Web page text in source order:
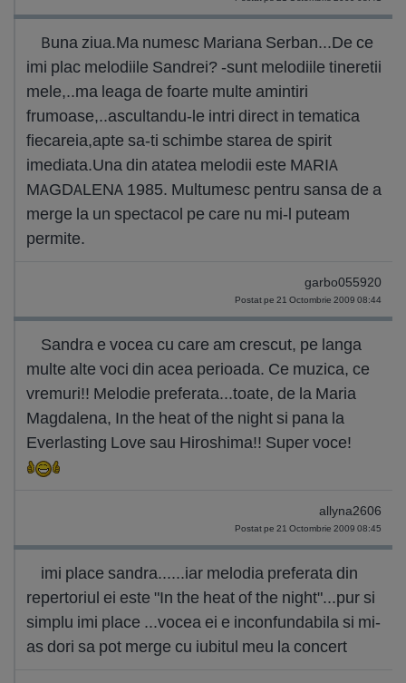
Buna ziua.Ma numesc Mariana Serban...De ce
imi plac melodiile Sandrei? -sunt melodiile tineretii
mele,..ma leaga de foarte multe amintiri
frumoase,..ascultandu-le intri direct in tematica
fiecareia,apte sa-ti schimbe starea de spirit
imediata.Una din atatea melodii este MARIA
MAGDALENA 1985. Multumesc pentru sansa de a
merge la un spectacol pe care nu mi-l puteam
permite.
garbo055920
Postat pe 21 Octombrie 2009 08:44
Sandra e vocea cu care am crescut, pe langa
multe alte voci din acea perioada. Ce muzica, ce
vremuri!! Melodie preferata...toate, de la Maria
Magdalena, In the heat of the night si pana la
Everlasting Love sau Hiroshima!! Super voce!
allyna2606
Postat pe 21 Octombrie 2009 08:45
imi place sandra......iar melodia preferata din
repertoriul ei este "In the heat of the night"...pur si
simplu imi place ...vocea ei e inconfundabila si mi-
as dori sa pot merge cu iubitul meu la concert